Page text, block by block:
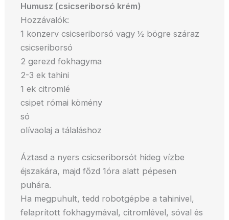
Humusz (csicseriborsó krém)
Hozzávalók:
1 konzerv csicseriborsó vagy ½ bögre száraz
csicseriborsó
2 gerezd fokhagyma
2-3 ek tahini
1 ek citromlé
csipet római kömény
só
olívaolaj a tálaláshoz
Áztasd a nyers csicseriborsót hideg vízbe
éjszakára, majd főzd 1óra alatt pépesen
puhára.
Ha megpuhult, tedd robotgépbe a tahinivel,
felaprított fokhagymával, citromlével, sóval és